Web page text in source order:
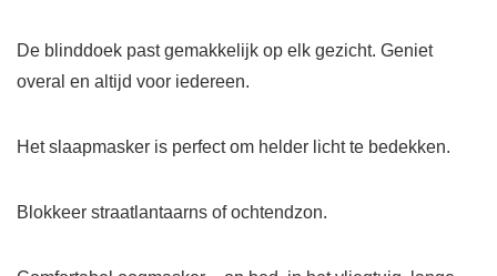
De blinddoek past gemakkelijk op elk gezicht. Geniet
overal en altijd voor iedereen.
Het slaapmasker is perfect om helder licht te bedekken.
Blokkeer straatlantaarns of ochtendzon.